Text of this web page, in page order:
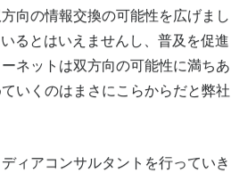
向の情報交換の可能性を広げまし
るとはいえませんし、普及を促進
ネットは双方向の可能性に満ちあ
いくのはまさにこらからだと弊社
ィアコンサルタントを行っていき